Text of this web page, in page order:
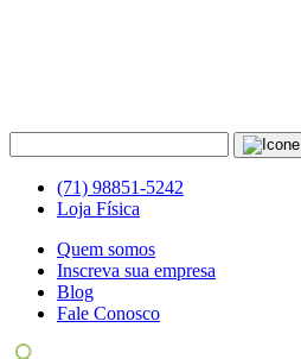
(71) 98851-5242
Loja Física
Quem somos
Inscreva sua empresa
Blog
Fale Conosco